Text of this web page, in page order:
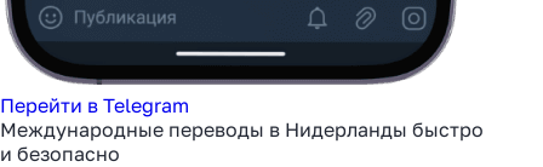
Перейти в Telegram
Международные переводы в Нидерланды быстро
и безопасно